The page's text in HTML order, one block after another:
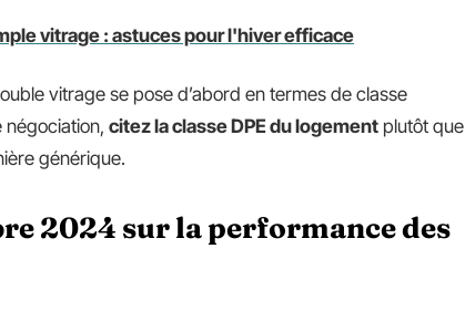
vitrage : astuces pour l'hiver efficace
vitrage se pose d’abord en termes de classe
citez la classe DPE du logement plutôt que
générique.
2024 sur la performance des